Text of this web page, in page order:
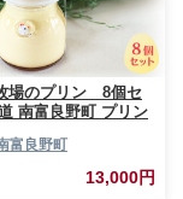
場のプリン 8個セ
南富良野町 プリン
富良野町
13,000円